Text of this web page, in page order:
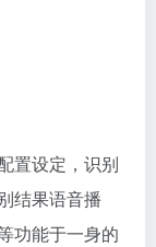
置设定，识别
结果语音播
功能于一身的